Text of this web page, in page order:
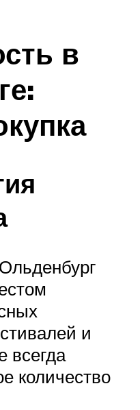
в
и
всегда
количество